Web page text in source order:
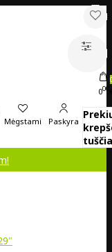
Mėgstami Paskyra
000